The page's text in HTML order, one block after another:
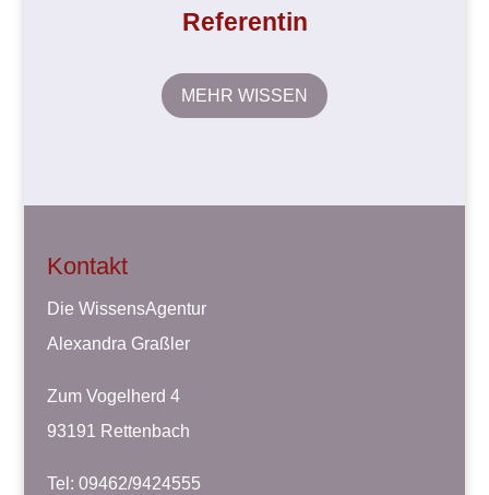
Referentin
MEHR WISSEN
Kontakt
Die WissensAgentur
Alexandra Graßler
Zum Vogelherd 4
93191 Rettenbach
Tel: 09462/9424555